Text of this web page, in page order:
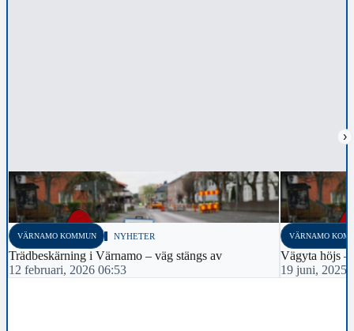
›
VÄRNAMO KOMMUN NYHETER
Trädbeskärning i Värnamo – väg stängs av
12 februari, 2026 06:53
VÄRNAMO
Vägyta höjs –
19 juni, 2025